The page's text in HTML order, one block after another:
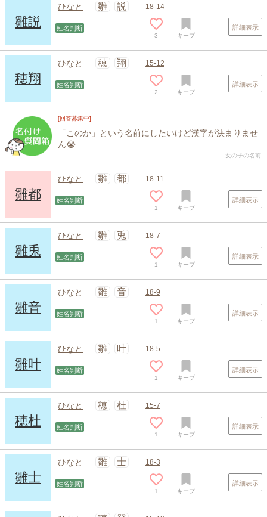
雛説
ひなと 雛 説 18-14
姓名判断
3 キープ
詳細表示
穂翔
ひなと 穂 翔 15-12
姓名判断
2 キープ
詳細表示
[回答募集中]
「このか」という名前にしたいけど漢字が決まりませ
ん😭
女の子の名前
雛都
ひなと 雛 都 18-11
姓名判断
1 キープ
詳細表示
雛兎
ひなと 雛 兎 18-7
姓名判断
1 キープ
詳細表示
雛音
ひなと 雛 音 18-9
姓名判断
1 キープ
詳細表示
雛叶
ひなと 雛 叶 18-5
姓名判断
1 キープ
詳細表示
穂杜
ひなと 穂 杜 15-7
姓名判断
1 キープ
詳細表示
雛士
ひなと 雛 士 18-3
姓名判断
1 キープ
詳細表示